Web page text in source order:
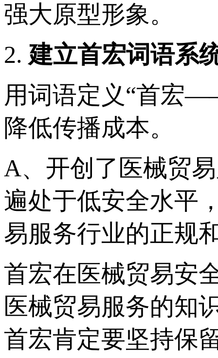
强大原型形象。
2. 建立首宏词语系
用词语定义“首宏
降低传播成本。
A、开创了医械贸
遍处于低安全水平
易服务行业的正规
首宏在医械贸易安
医械贸易服务的知
首宏肯定要坚持保